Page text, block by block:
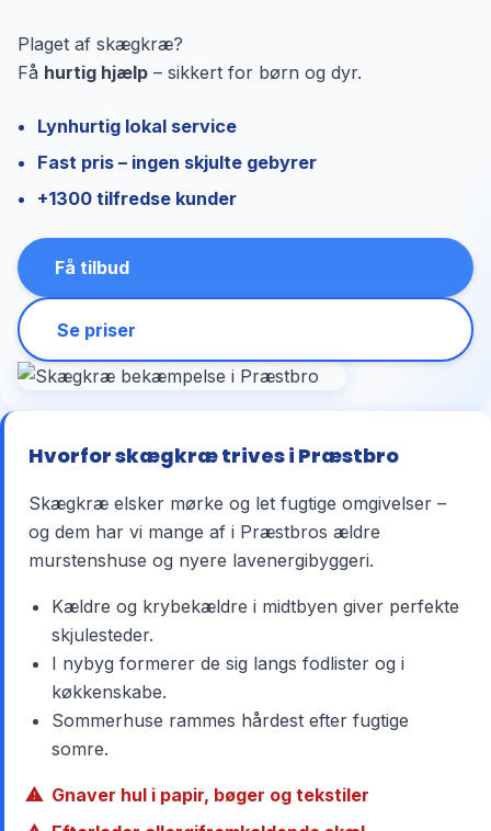
Plaget af skægkræ?
Få hurtig hjælp – sikkert for børn og dyr.
Lynhurtig lokal service
Fast pris – ingen skjulte gebyrer
+1300 tilfredse kunder
Få tilbud
Se priser
Hvorfor skægkræ trives i Præstbro
Skægkræ elsker mørke og let fugtige omgivelser –
og dem har vi mange af i Præstbros ældre
murstenshuse og nyere lavenergibyggeri.
Kældre og krybekældre i midtbyen giver perfekte
skjulesteder.
I nybyg formerer de sig langs fodlister og i
køkkenskabe.
Sommerhuse rammes hårdest efter fugtige
somre.
Gnaver hul i papir, bøger og tekstiler